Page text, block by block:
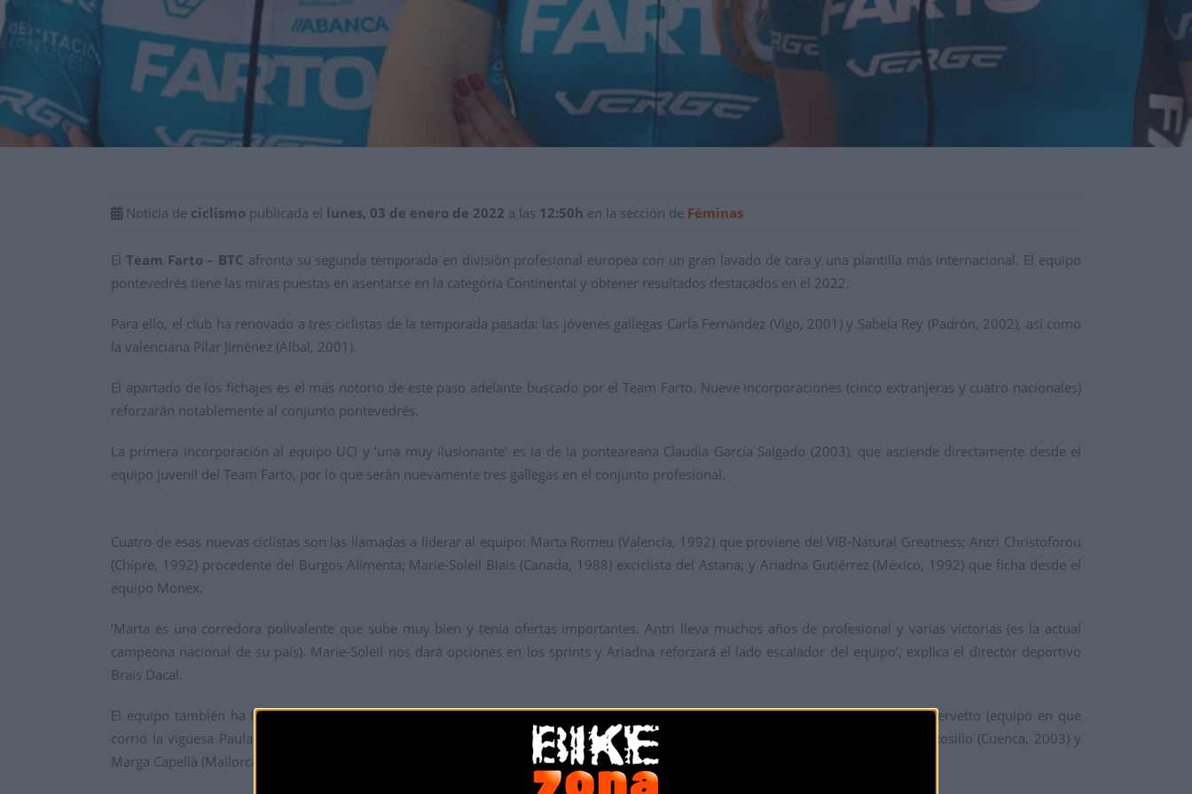
Noticia de ciclismo publicada el lunes, 03 de enero de 2022 a las 12:50h en la sección de Féminas
El Team Farto – BTC afronta su segunda temporada en división profesional europea con un gran lavado de cara y una plantilla más internacional. El equipo
pontevedrés tiene las miras puestas en asentarse en la categoría Continental y obtener resultados destacados en el 2022.
Para ello, el club ha renovado a tres ciclistas de la temporada pasada: las jóvenes gallegas Carla Fernández (Vigo, 2001) y Sabela Rey (Padrón, 2002), así como
la valenciana Pilar Jiménez (Albal, 2001).
El apartado de los fichajes es el más notorio de este paso adelante buscado por el Team Farto. Nueve incorporaciones (cinco extranjeras y cuatro nacionales)
reforzarán notablemente al conjunto pontevedrés.
La primera incorporación al equipo UCI y ‘una muy ilusionante’ es la de la ponteareana Claudia García Salgado (2003), que asciende directamente desde el
equipo juvenil del Team Farto, por lo que serán nuevamente tres gallegas en el conjunto profesional.
Cuatro de esas nuevas ciclistas son las llamadas a liderar al equipo: Marta Romeu (Valencia, 1992) que proviene del VIB-Natural Greatness; Antri Christoforou
(Chipre, 1992) procedente del Burgos Alimenta; Marie-Soleil Blais (Canada, 1988) exciclista del Astana; y Ariadna Gutiérrez (México, 1992) que ficha desde el
equipo Monex.
‘Marta es una corredora polivalente que sube muy bien y tenía ofertas importantes. Antri lleva muchos años de profesional y varias victorias (es la actual
campeona nacional de su país). Marie-Soleil nos dará opciones en los sprints y Ariadna reforzará el lado escalador del equipo’, explica el director deportivo
Brais Dacal.
El equipo también ha firmado a jóvenes valores sub-21, como son Lina Svarinska (Letonia, 2001) proveniente del equipo italiano Servetto (equipo en que
corrió la viguesa Paula Sanmartín en el año 2018); Azulde Britz (Sudáfrica, 2000) que proviene del equipo ucraniano Lviv; y Marta Rosillo (Cuenca, 2003) y
Marga Capellà (Mallorca, 2003), ambas procedentes del equipo juvenil vizcaíno CAF-Turnkey Engineering.